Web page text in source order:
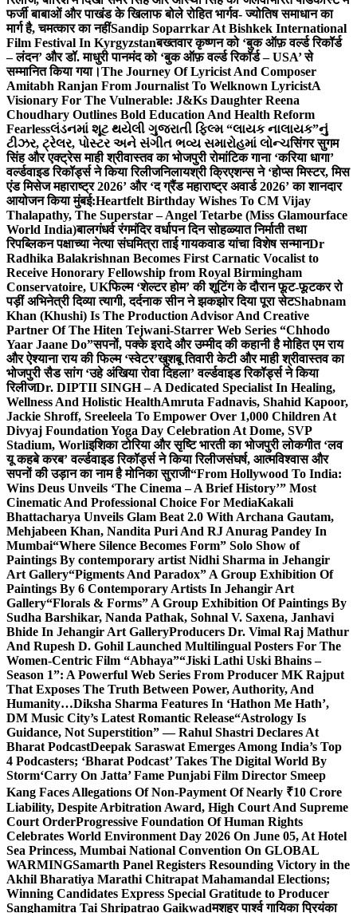
फर्जी बाबाओं और पाखंड के खिलाफ बोले रोहित भार्गव- ज्योतिष समाधान का
मार्ग है, चमत्कार का नहींSandip Soparrkar At Bishkek International
Film Festival In Kyrgyzstanबख्तवार कृष्णन को ‘बुक ऑफ़ वर्ल्ड रिकॉर्ड
– लंदन’ और डॉ. माधुरी पानमंद को ‘बुक ऑफ़ वर्ल्ड रिकॉर्ड – USA’ से
सम्मानित किया गया।The Journey Of Lyricist And Composer
Amitabh Ranjan From Journalist To Welknown LyricistA
Visionary For The Vulnerable: J&Ks Daughter Reena
Choudhary Outlines Bold Education And Health Reform
Fearlessલંડનમાં શૂટ થયેલી ગુજરાતી ફિલ્મ “લાયક નાલાયક”નું
ટીઝર, ટ્રેલર, પોસ્ટર અને સંગીત ભવ્ય સમારોહમાં લોન્ચसिंगर सुगम
सिंह और एक्ट्रेस माही श्रीवास्तव का भोजपुरी रोमांटिक गाना ‘करिया धागा’
वर्ल्डवाइड रिकॉर्ड्स ने किया रिलीजनिलायश्री क्रिएशन्स ने ‘होप्स मिस्टर, मिस
एंड मिसेज महाराष्ट्र 2026’ और ‘द ग्रैंड महाराष्ट्र अवार्ड 2026’ का शानदार
आयोजन किया मुंबई:Heartfelt Birthday Wishes To CM Vijay
Thalapathy, The Superstar – Angel Tetarbe (Miss Glamourface
World India)बालगंधर्व रंगमंदिर वर्धापन दिन सोहळ्यात निर्माती तथा
रिपब्लिकन पक्षाच्या नेत्या संघमित्रा ताई गायकवाड यांचा विशेष सन्मानDr
Radhika Balakrishnan Becomes First Carnatic Vocalist to
Receive Honorary Fellowship from Royal Birmingham
Conservatoire, UKफिल्म ‘शेल्टर होम’ की शूटिंग के दौरान फूट-फूटकर रो
पड़ीं अभिनेत्री दिव्या त्यागी, दर्दनाक सीन ने झकझोर दिया पूरा सेटShabnam
Khan (Khushi) Is The Production Advisor And Creative
Partner Of The Hiten Tejwani-Starrer Web Series “Chhodo
Yaar Jaane Do”सपनों, पक्के इरादे और उम्मीद की कहानी है मोहित एम राय
और ऐश्याना राय की फिल्म ‘स्वेटर’खुशबू तिवारी केटी और माही श्रीवास्तव का
भोजपुरी सैड सांग ‘उहे अंखिया रोवा दिहला’ वर्ल्डवाइड रिकॉर्ड्स ने किया
रिलीजDr. DIPTII SINGH – A Dedicated Specialist In Healing,
Wellness And Holistic HealthAmruta Fadnavis, Shahid Kapoor,
Jackie Shroff, Sreeleela To Empower Over 1,000 Children At
Divyaj Foundation Yoga Day Celebration At Dome, SVP
Stadium, Worliइशिका टोरिया और सृष्टि भारती का भोजपुरी लोकगीत ‘लव
यू कहबे करब’ वर्ल्डवाइड रिकॉर्ड्स ने किया रिलीजसंघर्ष, आत्मविश्वास और
सपनों की उड़ान का नाम है मोनिका सुराजी“From Hollywood To India:
Wins Deus Unveils ‘The Cinema – A Brief History’” Most
Cinematic And Professional Choice For MediaKakali
Bhattacharya Unveils Glam Beat 2.0 With Archana Gautam,
Mehjabeen Khan, Nandita Puri And RJ Anurag Pandey In
Mumbai“Where Silence Becomes Form” Solo Show of
Paintings By contemporary artist Nidhi Sharma in Jehangir
Art Gallery“Pigments And Paradox” A Group Exhibition Of
Paintings By 6 Contemporary Artists In Jehangir Art
Gallery“Florals & Forms” A Group Exhibition Of Paintings By
Sudha Barshikar, Nanda Pathak, Sohnal V. Saxena, Janhavi
Bhide In Jehangir Art GalleryProducers Dr. Vimal Raj Mathur
And Rupesh D. Gohil Launched Multilingual Posters For The
Women-Centric Film “Abhaya”“Jiski Lathi Uski Bhains –
Season 1”: A Powerful Web Series From Producer MK Rajput
That Exposes The Truth Between Power, Authority, And
Humanity…Diksha Sharma Features In ‘Hathon Me Hath’,
DM Music City’s Latest Romantic Release“Astrology Is
Guidance, Not Superstition” — Rahul Shastri Declares At
Bharat PodcastDeepak Saraswat Emerges Among India’s Top
4 Podcasters; ‘Bharat Podcast’ Takes The Digital World By
Storm‘Carry On Jatta’ Fame Punjabi Film Director Smeep
Kang Faces Allegations Of Non-Payment Of Nearly ₹10 Crore
Liability, Despite Arbitration Award, High Court And Supreme
Court OrderProgressive Foundation Of Human Rights
Celebrates World Environment Day 2026 On June 05, At Hotel
Sea Princess, Mumbai National Convention On GLOBAL
WARMINGSamarth Panel Registers Resounding Victory in the
Akhil Bharatiya Marathi Chitrapat Mahamandal Elections;
Winning Candidates Express Special Gratitude to Producer
Sanghamitra Tai Shripatrao Gaikwadमशहूर पार्श्व गायिका प्रियंका